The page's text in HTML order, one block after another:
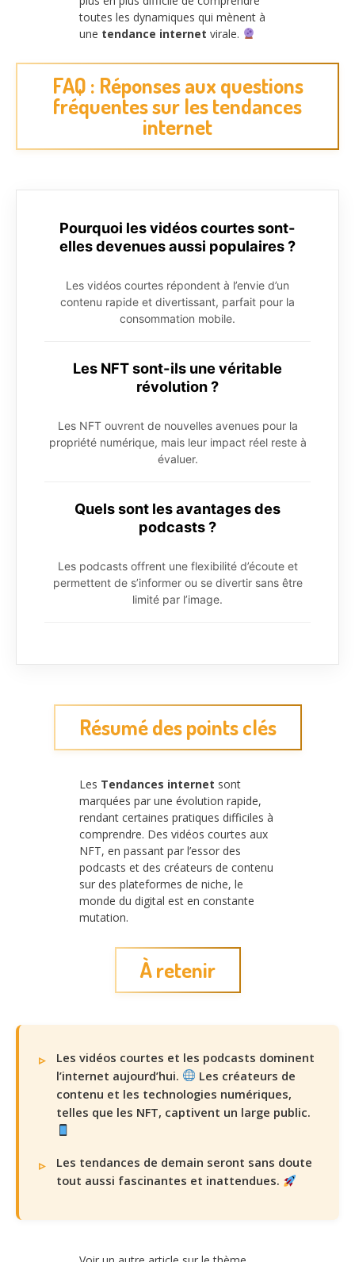
toutes les dynamiques qui mènent à
une tendance internet virale.
FAQ : Réponses aux questions
fréquentes sur les tendances
internet
Pourquoi les vidéos courtes sont-
elles devenues aussi populaires ?
Les vidéos courtes répondent à l’envie d’un
contenu rapide et divertissant, parfait pour la
consommation mobile.
Les NFT sont-ils une véritable
révolution ?
Les NFT ouvrent de nouvelles avenues pour la
propriété numérique, mais leur impact réel reste à
évaluer.
Quels sont les avantages des
podcasts ?
Les podcasts offrent une flexibilité d’écoute et
permettent de s’informer ou se divertir sans être
limité par l’image.
Résumé des points clés
Les Tendances internet sont
marquées par une évolution rapide,
rendant certaines pratiques difficiles à
comprendre. Des vidéos courtes aux
NFT, en passant par l’essor des
podcasts et des créateurs de contenu
sur des plateformes de niche, le
monde du digital est en constante
mutation.
À retenir
Les vidéos courtes et les podcasts dominent
l’internet aujourd’hui.
Les créateurs de
contenu et les technologies numériques,
telles que les NFT, captivent un large public.
Les tendances de demain seront sans doute
tout aussi fascinantes et inattendues.